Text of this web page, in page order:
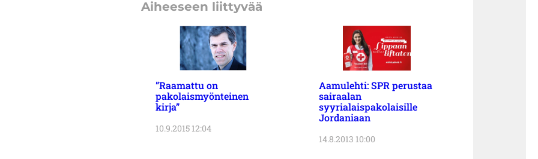
Aiheeseen liittyvää
”Raamattu on
pakolaismyönteinen
kirja”
10.9.2015 12:04
Aamulehti: SPR perustaa
sairaalan
syyrialaispakolaisille
Jordaniaan
14.8.2013 10:00